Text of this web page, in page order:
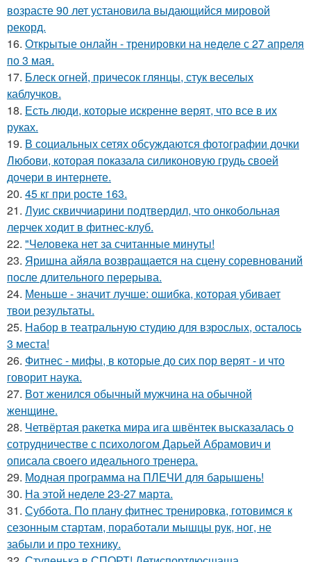
возрасте 90 лет установила выдающийся мировой
рекорд.
16. Открытые онлайн - тренировки на неделе с 27 апреля
по 3 мая.
17. Блеск огней, причесок глянцы, стук веселых
каблучков.
18. Есть люди, которые искренне верят, что все в их
руках.
19. В социальных сетях обсуждаются фотографии дочки
Любови, которая показала силиконовую грудь своей
дочери в интернете.
20. 45 кг при росте 163.
21. Луис сквиччиарини подтвердил, что онкобольная
лерчек ходит в фитнес-клуб.
22. "Человека нет за считанные минуты!
23. Яришна айяла возвращается на сцену соревнований
после длительного перерыва.
24. Меньше - значит лучше: ошибка, которая убивает
твои результаты.
25. Набор в театральную студию для взрослых, осталось
3 места!
26. Фитнес - мифы, в которые до сих пор верят - и что
говорит наука.
27. Вот женился обычный мужчина на обычной
женщине.
28. Четвёртая ракетка мира ига швёнтек высказалась о
сотрудничестве с психологом Дарьей Абрамович и
описала своего идеального тренера.
29. Модная программа на ПЛЕЧИ для барышень!
30. На этой неделе 23-27 марта.
31. Суббота. По плану фитнес тренировка, готовимся к
сезонным стартам, поработали мышцы рук, ног, не
забыли и про технику.